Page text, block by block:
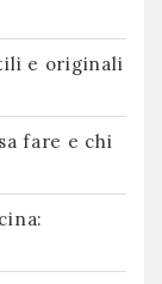
e originali
fare e chi